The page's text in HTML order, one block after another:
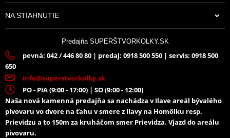
NA STIAHNUTIE
Predajňa SUPERŠTVORKOLKY.SK
pevná: 042 / 446 80 80 | predaj: 0918 500 550 | servis: 0918 500
650
info@superstvorkolky.sk
PO - PIA (9:00 - 17:00) | SO (9:00 - 12:00)
Naša nová kamenná predajňa sa nachádza v Ilave areál bývalého
pivovaru vo dvore na ťahu v smere z Ilavy na Homôlku resp.
Prievidzu a to 150m za kruháčom smer Prievidza. Vjazd do areálu
pivovaru.